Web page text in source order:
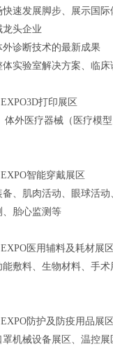
速发展脚步、展示国际
龙头企业
外诊断技术的最新成果
体实验室解决方案、临
打印展区
体外医疗器械（医疗模
智能穿戴展区
备、肌肉活动、眼球活
、胎心监测等
医用辅料及耗材展区
敷料、生物材料、手
防护及防疫用品展区
罩机械设备展区、温控